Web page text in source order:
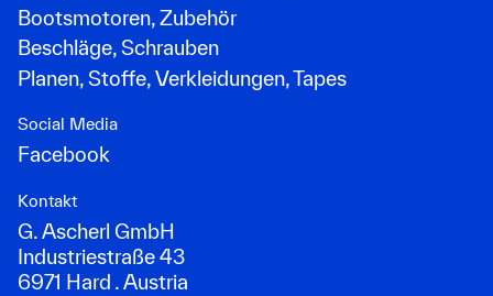
Bootsmotoren, Zubehör
Beschläge, Schrauben
Planen, Stoffe, Verkleidungen, Tapes
Social Media
Facebook
Kontakt
G. Ascherl GmbH
Industriestraße 43
6971 Hard . Austria